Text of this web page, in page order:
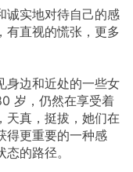
诚实地对待自己的感
有直视的慌张，更多
身边和近处的一些女
岁，仍然在享受着
天真，挺拔，她们在
得更重要的一种感
的路径。